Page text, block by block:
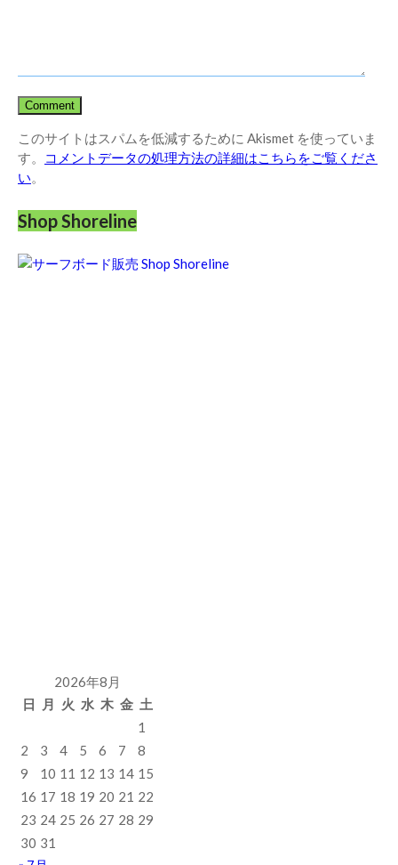
このサイトはスパムを低減するために Akismet を使っていま
す。
コメントデータの処理方法の詳細はこちらをご覧くださ
い。
Shop Shoreline
2026年8月
日
月 火 水 木 金 土
1
2
3 4 5 6 7
8
9
10 11 12 13 14 15
16 17 18 19 20 21 22
23 24 25 26 27 28 29
30 31